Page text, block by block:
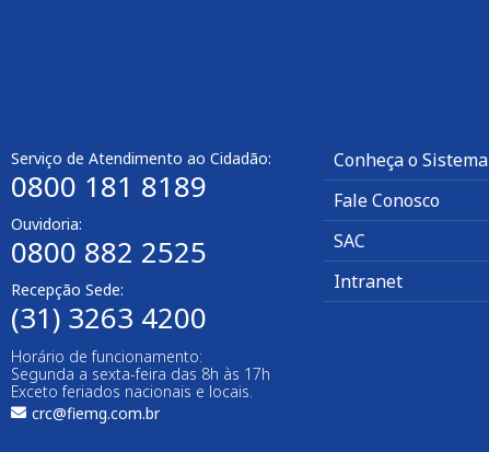
Serviço de Atendimento ao Cidadão:
0800 181 8189
Ouvidoria:
0800 882 2525
Recepção Sede:
(31) 3263 4200
Horário de funcionamento:
Segunda a sexta-feira das 8h às 17h
Exceto feriados nacionais e locais.
crc@fiemg.com.br
Conheça o Sistema
Fale Conosco
SAC
Intranet